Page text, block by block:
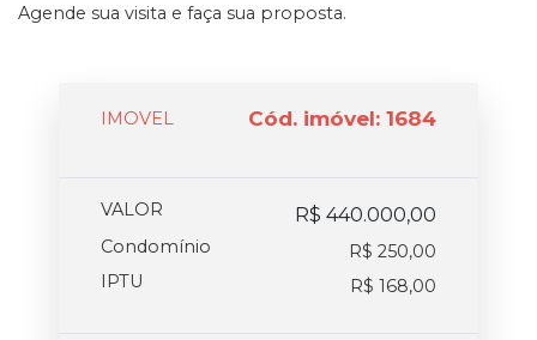
Agende sua visita e faça sua proposta.
IMOVEL Cód. imóvel: 1684
VALOR R$ 440.000,00
Condomínio
R$ 250,00
IPTU
R$ 168,00